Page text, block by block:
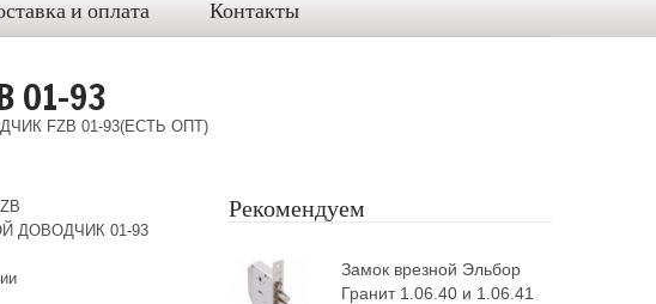
и оплата Контакты
93
FZB 01-93(ЕСТЬ ОПТ)
ДОВОДЧИК 01-93
Рекомендуем
Замок врезной Эльбор
Гранит 1.06.40 и 1.06.41